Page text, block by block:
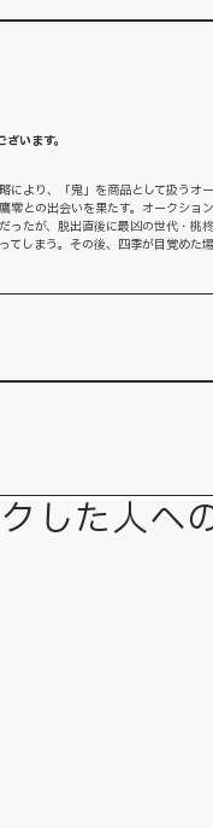
います。
により、「鬼」を商品として扱うオ
零との出会いを果たす。オークショ
ったが、脱出直後に最凶の世代・桃
てしまう。その後、四季が目覚めた
した人へ